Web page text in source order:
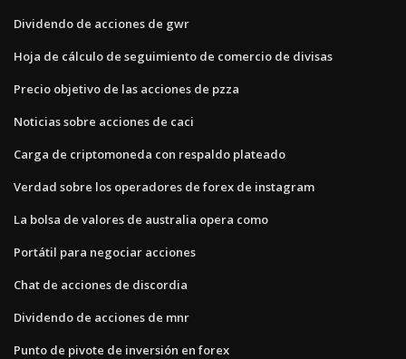
Dividendo de acciones de gwr
Hoja de cálculo de seguimiento de comercio de divisas
Precio objetivo de las acciones de pzza
Noticias sobre acciones de caci
Carga de criptomoneda con respaldo plateado
Verdad sobre los operadores de forex de instagram
La bolsa de valores de australia opera como
Portátil para negociar acciones
Chat de acciones de discordia
Dividendo de acciones de mnr
Punto de pivote de inversión en forex